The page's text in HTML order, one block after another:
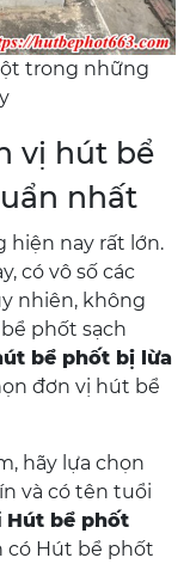
trong những
vị hút bể
nhất
hiện nay rất lớn.
có vô số các
nhiên, không
phốt sạch
bể phốt bị lừa
đơn vị hút bể
hãy lựa chọn
và có tên tuổi
Hút bể phốt
có Hút bể phốt